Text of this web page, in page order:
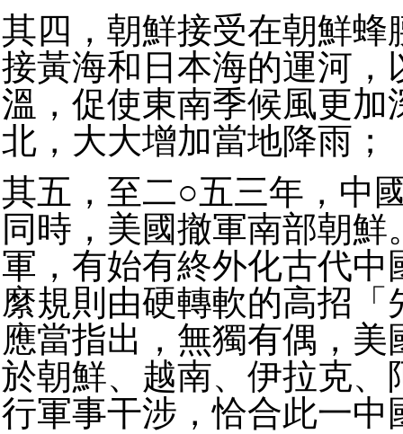
其四，朝鮮接受在朝鮮蜂
接黃海和日本海的運河，
溫，促使東南季候風更加
北，大大增加當地降雨；
其五，至二○五三年，中
同時，美國撤軍南部朝鮮
軍，有始有終外化古代中
縻規則由硬轉軟的高招「
應當指出，無獨有偶，美
於朝鮮、越南、伊拉克、
行軍事干涉，恰合此一中